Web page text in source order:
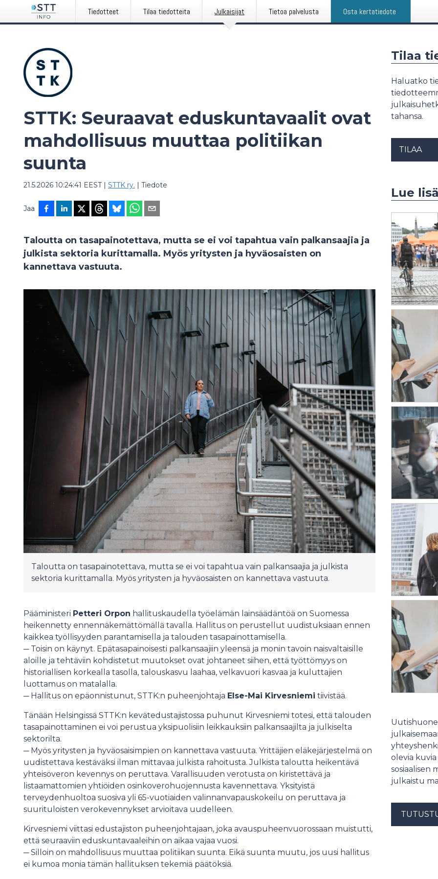
Tiedotteet Tilaa tiedotteita Julkaisijat Tietoa palvelusta Osta kertatiedote
STTK: Seuraavat eduskuntavaalit ovat
mahdollisuus muuttaa politiikan
suunta
21.5.2026 10:24:41 EEST| STTK ry. | Tiedote
Jaa
Taloutta on tasapainotettava, mutta se ei voi tapahtua vain palkansaajia ja
julkista sektoria kurittamalla. Myös yritysten ja hyväosaisten on
kannettava vastuuta.
Taloutta on tasapainotettava, mutta se ei voi tapahtua vain palkansaajia ja julkista
sektoria kurittamalla. Myös yritysten ja hyväosaisten on kannettava vastuuta.
Pääministeri Petteri Orpon hallituskaudella työelämän lainsäädäntöä on Suomessa
heikennetty ennennäkemättömällä tavalla. Hallitus on perustellut uudistuksiaan ennen
kaikkea työllisyyden parantamisella ja talouden tasapainottamisella.
─ Toisin on käynyt. Epätasapainoisesti palkansaajiin yleensä ja monin tavoin naisvaltaisille
aloille ja tehtäviin kohdistetut muutokset ovat johtaneet siihen, että työttömyys on
historiallisen korkealla tasolla, talouskasvu laahaa, velkavuori kasvaa ja kuluttajien
luottamus on matalalla.
─ Hallitus on epäonnistunut, STTK:n puheenjohtaja Else-Mai Kirvesniemi tiivistää.
Tänään Helsingissä STTK:n kevätedustajistossa puhunut Kirvesniemi totesi, että talouden
tasapainottaminen ei voi perustua yksipuolisiin leikkauksiin palkansaajilta ja julkiselta
sektorilta.
─ Myös yritysten ja hyväosaisimpien on kannettava vastuuta. Yrittäjien eläkejärjestelmä on
uudistettava kestäväksi ilman mittavaa julkista rahoitusta. Julkista taloutta heikentävä
yhteisöveron kevennys on peruttava. Varallisuuden verotusta on kiristettävä ja
listaamattomien yhtiöiden osinkoverohuojennusta kavennettava. Yksityistä
terveydenhuoltoa suosiva yli 65-vuotiaiden valinnanvapauskokeilu on peruttava ja
suurituloisten verokevennykset arvioitava uudelleen.
Kirvesniemi viittasi edustajiston puheenjohtajaan, joka avauspuheenvuorossaan muistutti,
että seuraaviin eduskuntavaaleihin on aikaa vajaa vuosi.
─ Silloin on mahdollisuus muuttaa politiikan suunta. Eikä suunta muutu, jos uusi hallitus
ei kumoa monia tämän hallituksen tekemiä päätöksiä.
Tilaa
Haluatko
tahansa.
TILAA
Lue
olevia
sosiaalisen
julkaistu